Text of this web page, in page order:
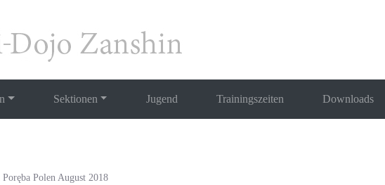
Sektionen Jugend Trainingszeiten Downloads
Polen August 2018